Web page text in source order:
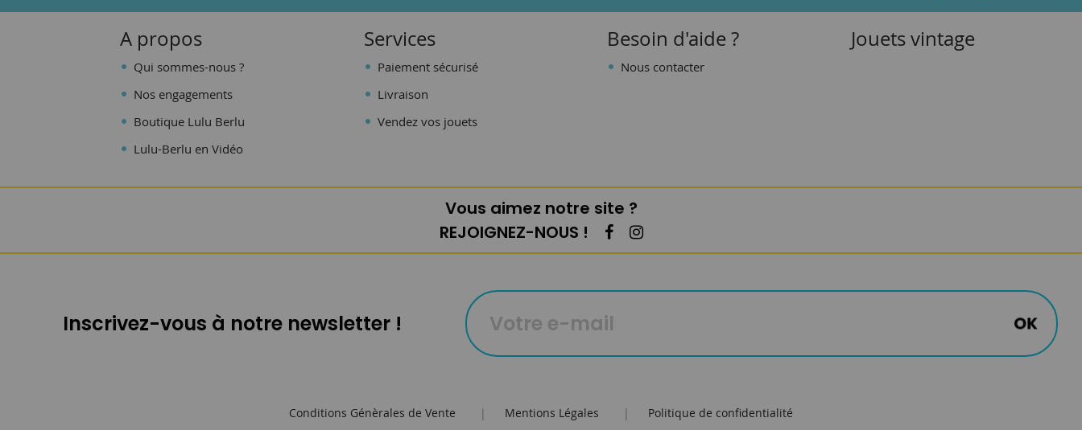
A propos
Qui sommes-nous ?
Nos engagements
Boutique Lulu Berlu
Lulu-Berlu en Vidéo
Services
Paiement sécurisé
Livraison
Vendez vos jouets
Besoin d'aide ?
Nous contacter
Jouets vintage
Vous aimez notre site ?
REJOIGNEZ-NOUS !
Inscrivez-vous à notre newsletter !
Conditions Génèrales de Vente | Mentions Légales | Politique de confidentialité